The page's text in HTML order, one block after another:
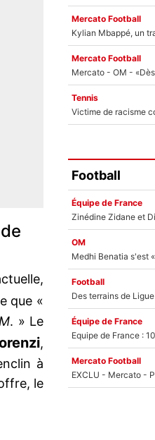
que «
. » Le
,
à
le
Mercato Football
Kylian Mbappé, un
Mercato Football
Tennis
Football
Équipe de France
OM
Football
Équipe de France
Mercato Football